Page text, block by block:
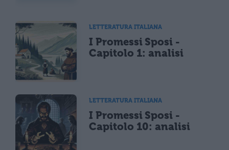
LETTERATURA ITALIANA
I Promessi Sposi -
Capitolo 1: analisi
LETTERATURA ITALIANA
I Promessi Sposi -
Capitolo 10: analisi